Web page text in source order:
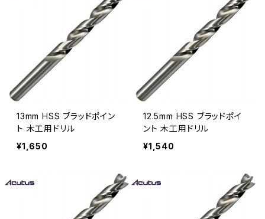
13mm HSS ブラッドポイン
ト 木工用ドリル
¥1,650
12.5mm HSS ブラッドポイ
ント 木工用ドリル
¥1,540